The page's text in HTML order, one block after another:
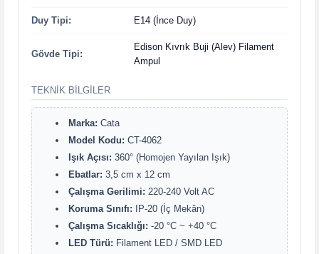
Duy Tipi: E14 (İnce Duy)
Gövde Tipi:
Edison Kıvrık Buji (Alev) Filament
Ampul
TEKNIK BILGILER
Marka: Cata
Model Kodu: CT-4062
Işık Açısı: 360° (Homojen Yayılan Işık)
Ebatlar: 3,5 cm x 12 cm
Çalışma Gerilimi: 220-240 Volt AC
Koruma Sınıfı: IP-20 (İç Mekân)
Çalışma Sıcaklığı: -20 °C ~ +40 °C
LED Türü: Filament LED / SMD LED